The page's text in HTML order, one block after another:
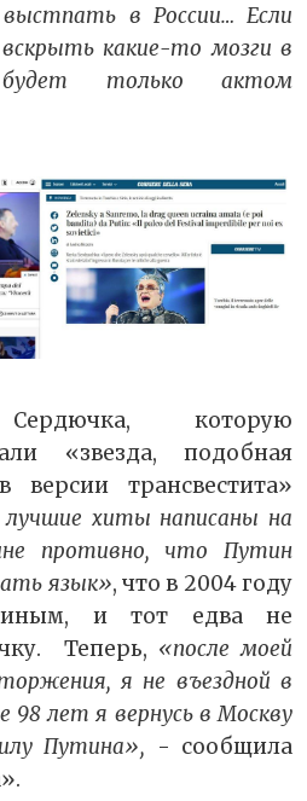
в России… Если
какие-то мозги в
только актом
которую
«звезда, подобная
версии трансвестита»
хиты написаны на
противно, что Путин
язык», что в 2004 году
и тот едва не
Теперь, «после моей
я не въездной в
98 лет я вернусь в Москву
Путина», - сообщила